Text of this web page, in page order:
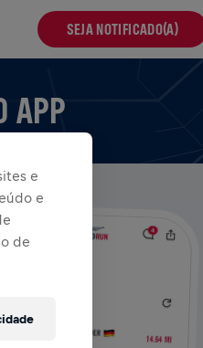
SEJA NOTIFICADO(A)
APP
e
e
de